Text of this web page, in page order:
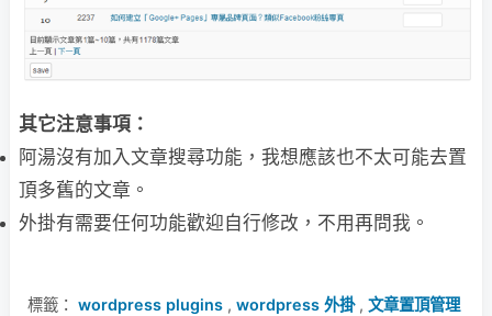
其它注意事項：
阿湯沒有加入文章搜尋功能，我想應該也不太可能去置
頂多舊的文章。
外掛有需要任何功能歡迎自行修改，不用再問我。
標籤： wordpress plugins , wordpress 外掛, 文章置頂管理